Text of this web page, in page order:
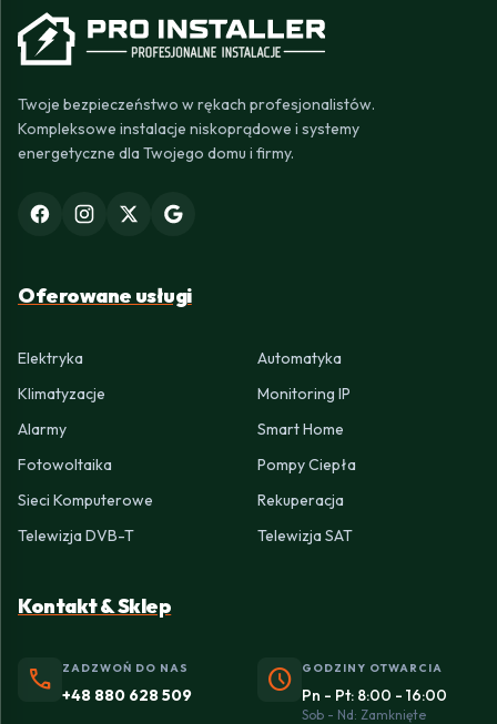
Twoje bezpieczeństwo w rękach profesjonalistów.
Kompleksowe instalacje niskoprądowe i systemy
energetyczne dla Twojego domu i firmy.
Oferowane usługi
Elektryka
Automatyka
Klimatyzacje
Monitoring IP
Alarmy
Smart Home
Fotowoltaika
Pompy Ciepła
Sieci Komputerowe
Rekuperacja
Telewizja DVB-T
Telewizja SAT
Kontakt & Sklep
phone ZADZWOŃ DO NAS
+48 880 628 509 schedule GODZINY OTWARCIA
Pn - Pt: 8:00 - 16:00
Sob - Nd: Zamknięte